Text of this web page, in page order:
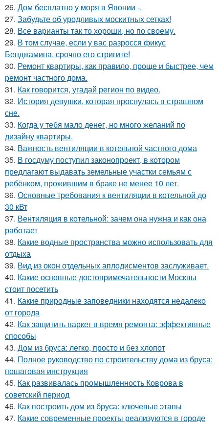
26. Дом бесплатно у моря в Японии -.
27. Забудьте об уродливых москитных сетках!
28. Все варианты так то хороши, но по своему.
29. В том случае, если у вас разросся фикус
Бенджамина, срочно его стригите!
30. Ремонт квартиры, как правило, проще и быстрее, чем
ремонт частного дома.
31. Как говорится, угадай регион по видео.
32. История девушки, которая проснулась в страшном
сне.
33. Когда у тебя мало денег, но много желаний по
дизайну квартиры.
34. Важность вентиляции в котельной частного дома
35. В госдуму поступил законопроект, в котором
предлагают выдавать земельные участки семьям с
ребёнком, прожившим в браке не менее 10 лет.
36. Основные требования к вентиляции в котельной до
30 кВт
37. Вентиляция в котельной: зачем она нужна и как она
работает
38. Какие водные пространства можно использовать для
отдыха
39. Вид из окон отдельных аплодисментов заслуживает.
40. Какие основные достопримечательности Москвы
стоит посетить
41. Какие природные заповедники находятся недалеко
от города
42. Как защитить паркет в время ремонта: эффективные
способы
43. Дом из бруса: легко, просто и без хлопот
44. Полное руководство по строительству дома из бруса:
пошаговая инструкция
45. Как развивалась промышленность Коврова в
советский период
46. Как построить дом из бруса: ключевые этапы
47. Какие современные проекты реализуются в городе